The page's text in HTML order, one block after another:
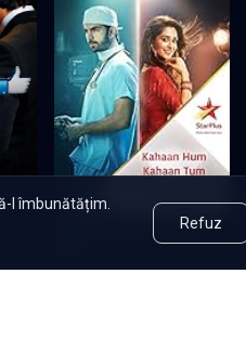
l îmbunătățim.
Refuz
Woh Apna Sa - Intr-o altă